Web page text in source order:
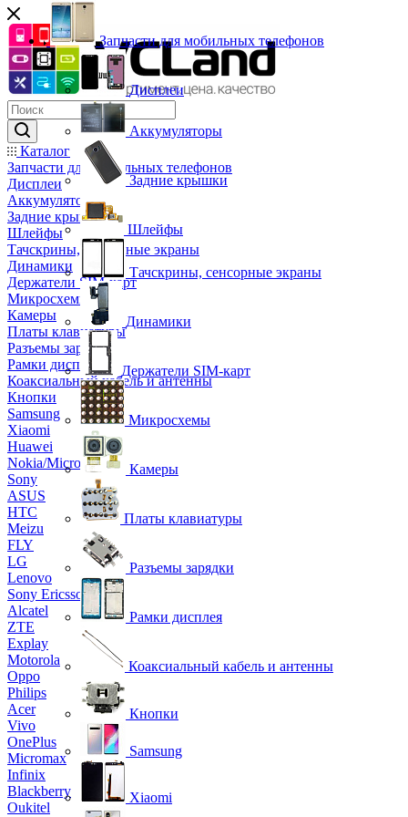
Каталог
Запчасти для мобильных телефонов
Дисплеи
Аккумуляторы
Задние крышки
Шлейфы
Тачскрины, сенсорные экраны
Динамики
Держатели SIM-карт
Микросхемы
Камеры
Платы клавиатуры
Разъемы зарядки
Рамки дисплея
Коаксиальный кабель и антенны
Кнопки
Samsung
Xiaomi
Huawei
Nokia/Microsoft
Sony
ASUS
HTC
Meizu
FLY
LG
Lenovo
Sony Ericsson
Alcatel
ZTE
Explay
Motorola
Oppo
Philips
Acer
Vivo
OnePlus
Micromax
Infinix
Blackberry
Oukitel
Запчасти для мобильных телефонов
Дисплеи
Аккумуляторы
Задние крышки
Шлейфы
Тачскрины, сенсорные экраны
Динамики
Держатели SIM-карт
Микросхемы
Камеры
Платы клавиатуры
Разъемы зарядки
Рамки дисплея
Коаксиальный кабель и антенны
Кнопки
Samsung
Xiaomi